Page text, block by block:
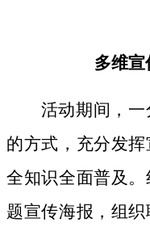
多维宣
活动期间， 一
的方式， 充分发
全知识全面普及
题宣传海报，组